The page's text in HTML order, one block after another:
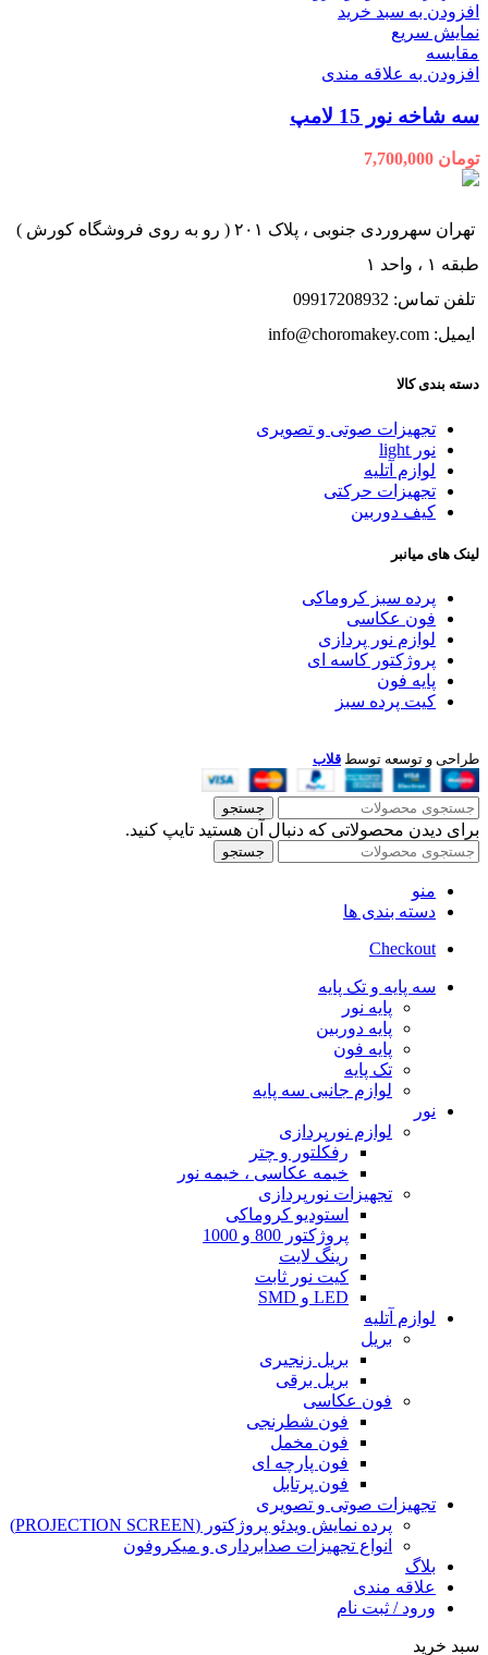
افزودن به سبد خرید
نمایش سریع
مقايسه
افزودن به علاقه مندی
سه شاخه نور 15 لامپ
تومان
تهران سهروردی جنوبی ، پلاک ۲۰۱ ( رو به روی فروشگاه کورش )
طبقه ۱ ، واحد ۱
تلفن تماس: 09917208932
ایمیل: info@choromakey.com
دسته بندی کالا
تجهیزات صوتی و تصویری
نور light
لوازم آتلیه
تجهیزات حرکتی
کیف دوربین
لینک های میانبر
پرده سبز کروماکی
فون عکاسی
لوازم نور پردازی
پروژکتور کاسه ای
پایه فون
کیت پرده سبز
طراحی و توسعه توسط قلاب
جستجو
برای دیدن محصولاتی که دنبال آن هستید تایپ کنید.
جستجو
منو
دسته بندی ها
Checkout
سه پایه و تک پایه
پایه نور
پایه دوربین
پایه فون
تک پایه
لوازم جانبی سه پایه
نور
لوازم نورپردازی
رفکلتور و چتر
خیمه عکاسی ، خیمه نور
تجهیزات نورپردازی
استودیو کروماکی
پروژکتور 800 و 1000
رینگ لایت
کیت نور ثابت
LED و SMD
لوازم آتلیه
بریل
بریل زنجیری
بریل برقی
فون عکاسی
فون شطرنجی
فون مخمل
فون پارچه ای
فون پرتابل
تجهیزات صوتی و تصویری
پرده نمایش ویدئو پروژکتور (PROJECTION SCREEN)
انواع تجهیزات صدابرداری و میکروفون
بلاگ
علاقه مندی
ورود / ثبت نام
سبد خرید